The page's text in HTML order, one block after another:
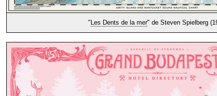
" Les Dents de la mer" de Steven Spielberg